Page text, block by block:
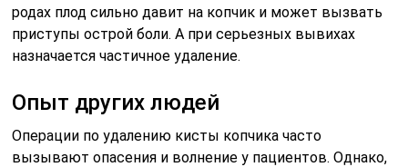
родах плод сильно давит на копчик и может вызвать
приступы острой боли. А при серьезных вывихах
назначается частичное удаление.
Опыт других людей
Операции по удалению кисты копчика часто
вызывают опасения и волнение у пациентов. Однако,